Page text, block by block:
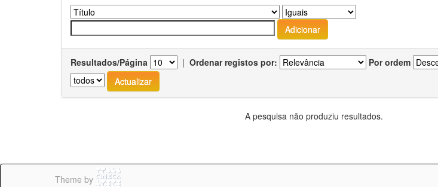
Resultados/Página | Ordenar registos por: Por ordem
A pesquisa não produziu resultados.
Theme by